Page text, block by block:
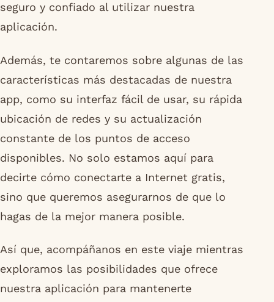
seguro y confiado al utilizar nuestra
aplicación.
Además, te contaremos sobre algunas de las
características más destacadas de nuestra
app, como su interfaz fácil de usar, su rápida
ubicación de redes y su actualización
constante de los puntos de acceso
disponibles. No solo estamos aquí para
decirte cómo conectarte a Internet gratis,
sino que queremos asegurarnos de que lo
hagas de la mejor manera posible.
Así que, acompáñanos en este viaje mientras
exploramos las posibilidades que ofrece
nuestra aplicación para mantenerte